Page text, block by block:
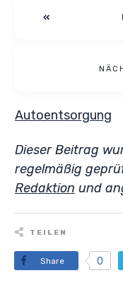
Autoentsorgung
Dieser Beitrag
regelmäßig
Redaktion und
TEILEN
Share 0